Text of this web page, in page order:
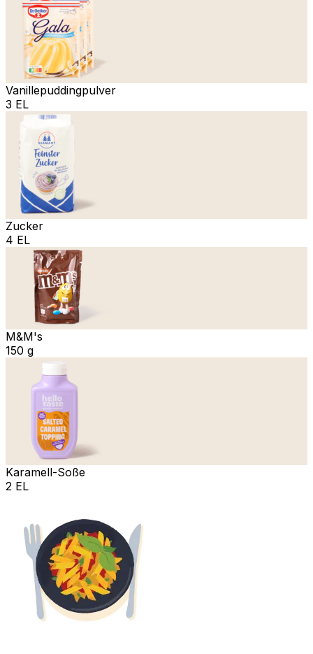
Vanillepuddingpulver
3 EL
Zucker
4 EL
M&M's
150 g
Karamell-Soße
2 EL